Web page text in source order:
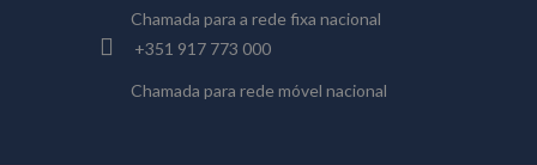
Chamada para a rede fixa nacional
+351 917 773 000
Chamada para rede móvel nacional